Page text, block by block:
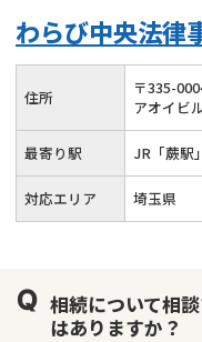
わらび中央法律
住所 〒335-
アオイビ
最寄り駅 JR「蕨駅」
対応エリア 埼玉県
相続について相
はありますか？